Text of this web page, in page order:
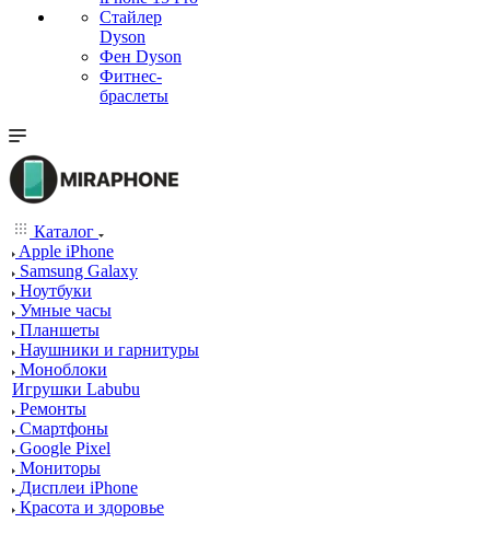
Стайлер
Dyson
Фен Dyson
Фитнес-
браслеты
Каталог
Apple iPhone
Samsung Galaxy
Ноутбуки
Умные часы
Планшеты
Наушники и гарнитуры
Моноблоки
Игрушки Labubu
Ремонты
Смартфоны
Google Pixel
Мониторы
Дисплеи iPhone
Красота и здоровье